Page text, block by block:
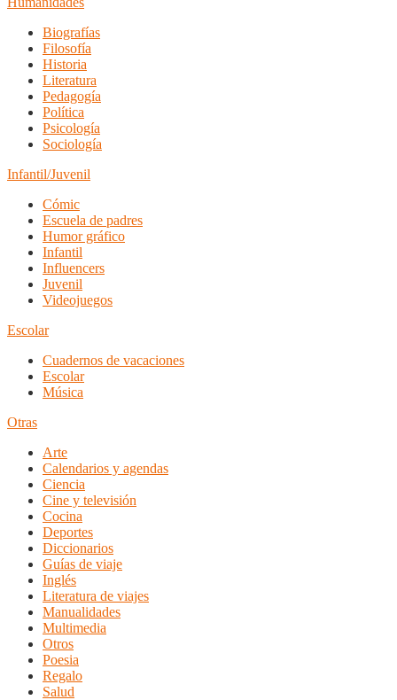
Biografías
Filosofía
Historia
Literatura
Pedagogía
Política
Psicología
Sociología
Infantil/Juvenil
Cómic
Escuela de padres
Humor gráfico
Infantil
Influencers
Juvenil
Videojuegos
Escolar
Cuadernos de vacaciones
Escolar
Música
Otras
Arte
Calendarios y agendas
Ciencia
Cine y televisión
Cocina
Deportes
Diccionarios
Guías de viaje
Inglés
Literatura de viajes
Manualidades
Multimedia
Otros
Poesia
Regalo
Salud